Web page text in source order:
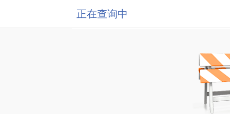
正在查询中